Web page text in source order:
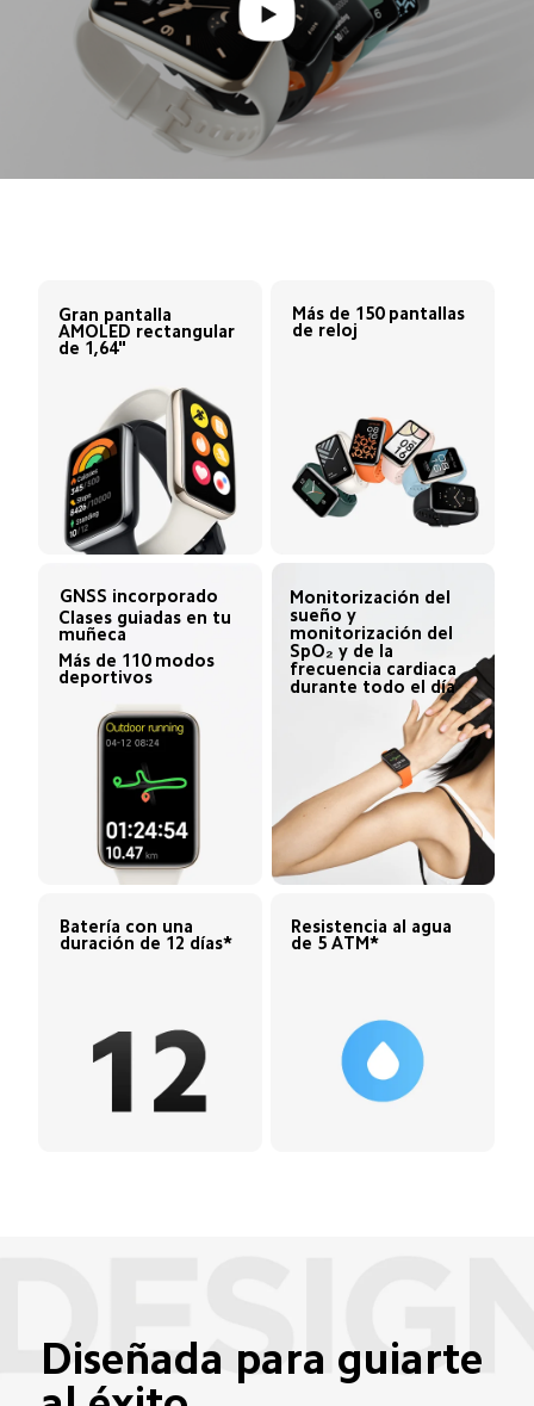
Gran pantalla
AMOLED rectangular
de 1,64"
Más de 150 pantallas
de reloj
GNSS incorporado
Clases guiadas en tu
muñeca
Más de 110 modos
deportivos
Monitorización del
sueño y
monitorización del
SpO₂ y de la
frecuencia cardiaca
durante todo el día
Batería con una
duración de 12 días*
Resistencia al agua
de 5 ATM*
Diseñada para guiarte